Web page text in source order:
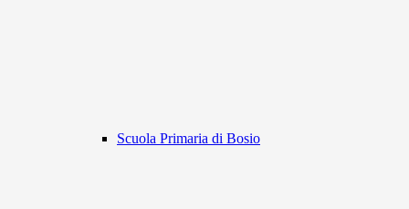
Scuola Primaria di Bosio